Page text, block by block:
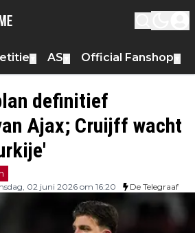
AS Official Fanshop
definitief
Ajax; Cruijff wacht
02 juni 2026 om 16:20 De Telegraaf